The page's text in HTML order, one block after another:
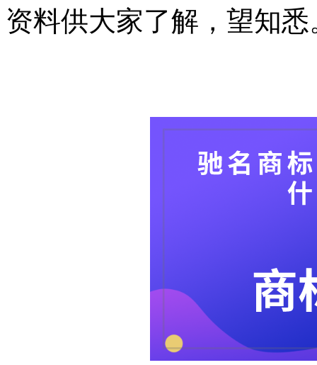
资料供大家了解，望知悉